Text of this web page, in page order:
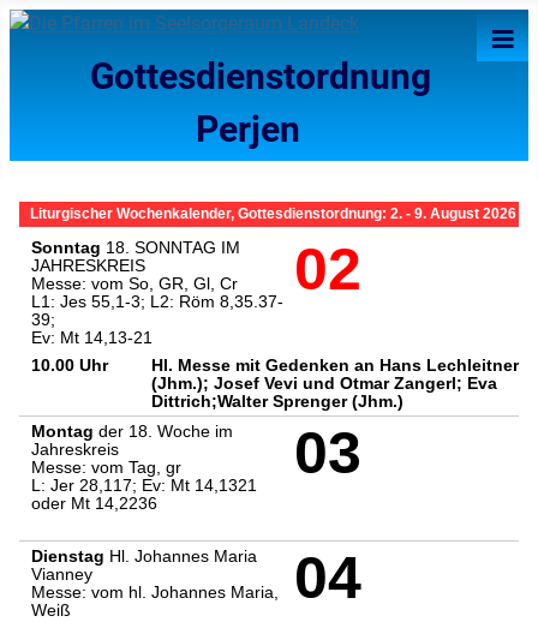
Gottesdienstordnung
Perjen
≡